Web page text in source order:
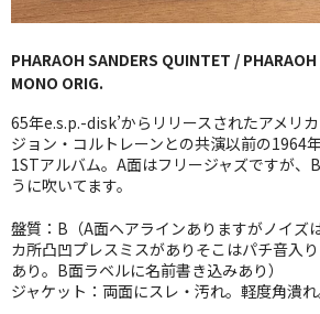
BLUE NOTE
JAZZ-EU
JAZZ-JP
JAZZ-VOCAL
ROCK
FOLK,SSW
PHARAOH SANDERS QUINTET /
MONO ORIG.
65年e.s.p.-disk’からリリースされたアメリ
ジョン・コルトレーンとの共演以前の1964
1STアルバム。A面はフリージャズですが、
うに吹いてます。
盤質：B（A面ヘアラインありますがノイズ
カ所凸凹プレスミスがありそこはパチ音入
あり。B面ラベルに名前書き込みあり）
ジャケット：両面にスレ・汚れ。軽度角潰れ